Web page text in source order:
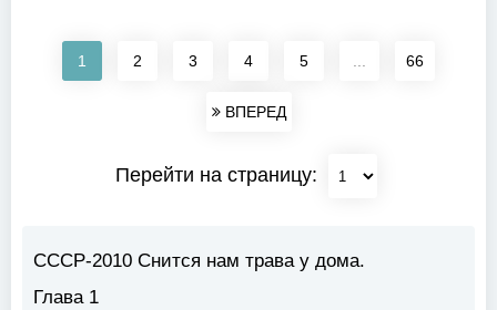
1 2 3 4 5 ... 66
ВПЕРЕД
Перейти на страницу:
СССР-2010 Снится нам трава у дома.
Глава 1